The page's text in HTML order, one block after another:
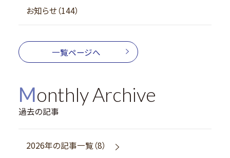
お知らせ（144）
一覧ページへ
Monthly Archive
過去の記事
2026年の記事一覧（8）